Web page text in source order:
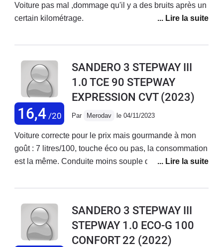
Voiture pas mal ,dommage qu'il y a des bruits après un
certain kilométrage.
16,4/20
SANDERO 3 STEPWAY III
1.0 TCE 90 STEPWAY
EXPRESSION CVT(2023)
Par Merodav le 04/11/2023
Voiture correcte pour le prix mais gourmande à mon
goût : 7 litres/100, touche éco ou pas, la consommation
est la même. Conduite moins souple qu'une berline
malgré tout. 7200 kms en 4 mois 1/2, je pense opter
SANDERO 3 STEPWAY III
STEPWAY 1.0 ECO-G 100
CONFORT 22 (2022)